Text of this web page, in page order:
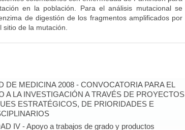
en la población. Para el análisis mutacional se
de digestión de los fragmentos amplificados por
de la mutación.
DE MEDICINA 2008 - CONVOCATORIA PARA EL
A LA INVESTIGACIÓN A TRAVÉS DE PROYECTOS
ESTRATÉGICOS, DE PRIORIDADES E
IV - Apoyo a trabajos de grado y productos